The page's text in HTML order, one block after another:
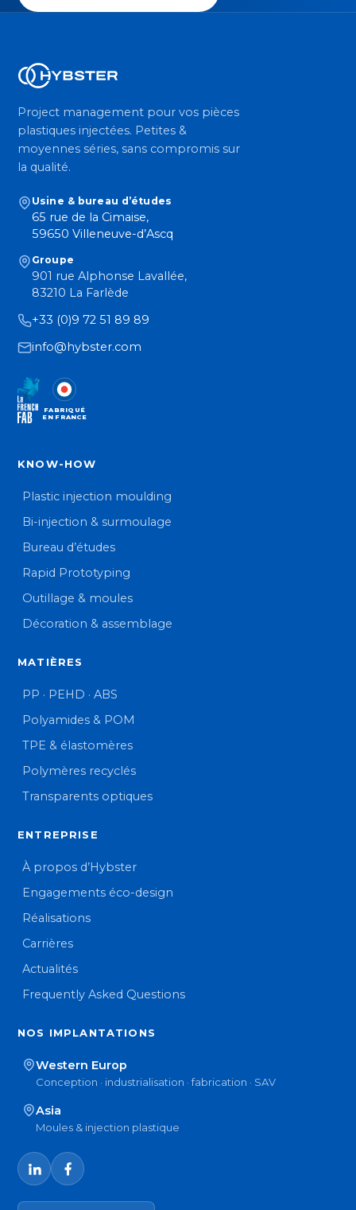
Project management pour vos pièces
plastiques injectées. Petites &
moyennes séries, sans compromis sur
la qualité.
Usine & bureau d’études
65 rue de la Cimaise,
59650 Villeneuve-d’Ascq
Groupe
901 rue Alphonse Lavallée,
83210 La Farlède
+33 (0)9 72 51 89 89
info@hybster.com
FABRIQUÉ
EN FRANCE
KNOW-HOW
Plastic injection moulding
Bi-injection & surmoulage
Bureau d’études
Rapid Prototyping
Outillage & moules
Décoration & assemblage
MATIÈRES
PP · PEHD · ABS
Polyamides & POM
TPE & élastomères
Polymères recyclés
Transparents optiques
ENTREPRISE
À propos d’Hybster
Engagements éco-design
Réalisations
Carrières
Actualités
Frequently Asked Questions
NOS IMPLANTATIONS
Western Europ
Conception · industrialisation · fabrication · SAV
Asia
Moules & injection plastique